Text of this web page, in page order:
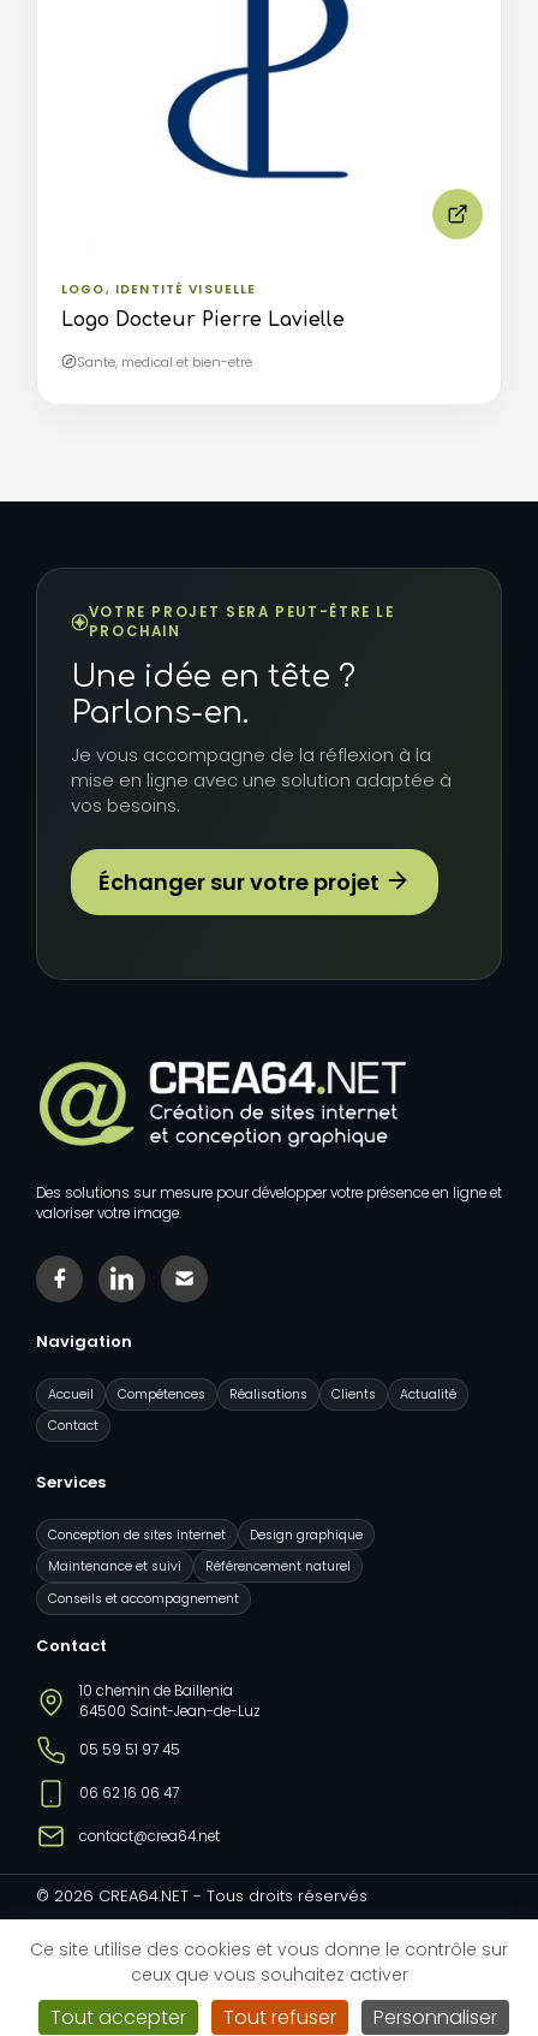
Ce site utilise des cookies et vous donne le contrôle sur
ceux que vous souhaitez activer
Tout accepter Tout refuser Personnaliser
LOGO, IDENTITÉ VISUELLE
Logo Docteur Pierre Lavielle
Sante, medical et bien-etre
VOTRE PROJET SERA PEUT-ÊTRE LE
PROCHAIN
Une idée en tête ?
Parlons-en.
Je vous accompagne de la réflexion à la
mise en ligne avec une solution adaptée à
vos besoins.
Échanger sur votre projet
Des solutions sur mesure pour développer votre présence en ligne et
valoriser votre image.
FacebookLinkedinContact
Navigation
Accueil Compétences Réalisations Clients
Actualité
Contact
Services
Conception de sites internet
Design graphique
Maintenance et suivi
Référencement naturel
Conseils et accompagnement
Contact
10 chemin de Baillenia
64500 Saint-Jean-de-Luz
05 59 51 97 45
06 62 16 06 47
contact@crea64.net
© 2026 CREA64.NET - Tous droits réservés
Mentions légales
Politique de confidentialité